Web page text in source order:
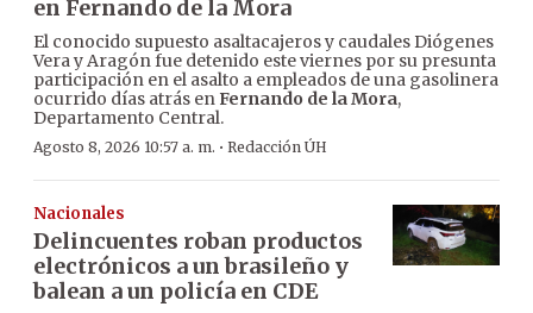
en Fernando de la Mora
El conocido supuesto asaltacajeros y caudales Diógenes
Vera y Aragón fue detenido este viernes por su presunta
participación en el asalto a empleados de una gasolinera
ocurrido días atrás enFernando de la Mora,
Departamento Central.
Agosto 8, 2026 10:57 a. m. · Redacción ÚH
Nacionales
Delincuentes roban productos
electrónicos a un brasileño y
balean a un policía en CDE